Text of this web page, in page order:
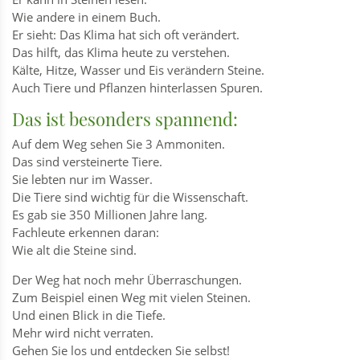
Wie andere in einem Buch.
Er sieht: Das Klima hat sich oft verändert.
Das hilft, das Klima heute zu verstehen.
Kälte, Hitze, Wasser und Eis verändern Steine.
Auch Tiere und Pflanzen hinterlassen Spuren.
Das ist besonders spannend:
Auf dem Weg sehen Sie 3 Ammoniten.
Das sind versteinerte Tiere.
Sie lebten nur im Wasser.
Die Tiere sind wichtig für die Wissenschaft.
Es gab sie 350 Millionen Jahre lang.
Fachleute erkennen daran:
Wie alt die Steine sind.
Der Weg hat noch mehr Überraschungen.
Zum Beispiel einen Weg mit vielen Steinen.
Und einen Blick in die Tiefe.
Mehr wird nicht verraten.
Gehen Sie los und entdecken Sie selbst!